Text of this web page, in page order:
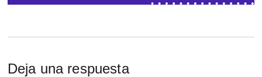
Deja una respuesta